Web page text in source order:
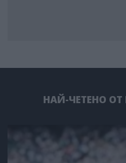
НАЙ-ЧЕТЕНО ОТ